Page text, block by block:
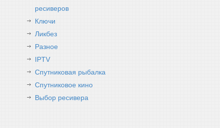
ресиверов
Ключи
Ликбез
Разное
IPTV
Спутниковая рыбалка
Спутниковое кино
Выбор ресивера